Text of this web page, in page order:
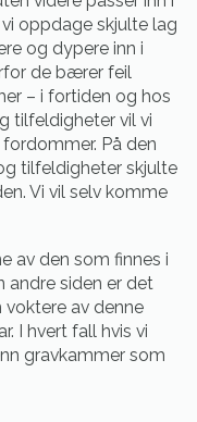
oppdage skjulte lag
og dypere inn i
de bærer feil
– i fortiden og hos
tilfeldigheter vil vi
På den
tilfeldigheter skjulte
Vi vil selv komme
av den som finnes i
andre siden er det
voktere av denne
I hvert fall hvis vi
gravkammer som